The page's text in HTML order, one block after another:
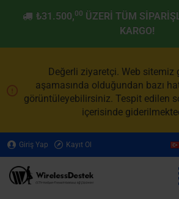
₺31.500,00 ÜZERI TÜM
KARGO!
Değerli ziyaretçi. Web sitemiz
aşamasında olduğundan bazı
görüntüleyebilirsiniz. Tespit edilen
içerisinde
Giriş Yap Kayıt Ol